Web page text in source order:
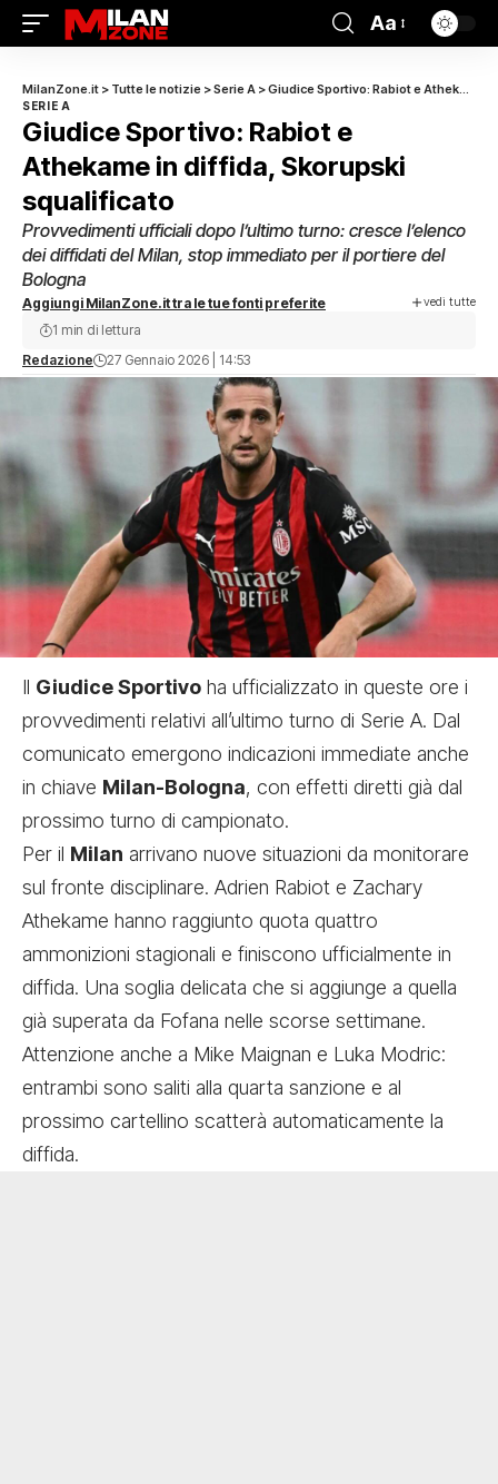
Aa
MilanZone.it > Tutte le notizie >Serie A >Giudice Sportivo: Rabiot e Athekame in diffida, Skorupski squalificato
SERIE A
Giudice Sportivo: Rabiot e
Athekame in diffida, Skorupski
squalificato
Provvedimenti ufficiali dopo l’ultimo turno: cresce l’elenco
dei diffidati del Milan, stop immediato per il portiere del
Bologna
Aggiungi MilanZone.it tra le tue fonti preferite vedi tutte
Redazione 27 Gennaio 2026 | 14:53
1 min di lettura
Il Giudice Sportivo ha ufficializzato in queste ore i
provvedimenti relativi all’ultimo turno di Serie A. Dal
comunicato emergono indicazioni immediate anche
in chiave Milan-Bologna, con effetti diretti già dal
prossimo turno di campionato.
Per il Milan arrivano nuove situazioni da monitorare
sul fronte disciplinare. Adrien Rabiot e Zachary
Athekame hanno raggiunto quota quattro
ammonizioni stagionali e finiscono ufficialmente in
diffida. Una soglia delicata che si aggiunge a quella
già superata da Fofana nelle scorse settimane.
Attenzione anche a Mike Maignan e Luka Modric:
entrambi sono saliti alla quarta sanzione e al
prossimo cartellino scatterà automaticamente la
diffida.